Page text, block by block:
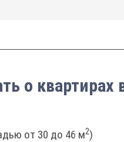
о
от 30 до 46 м2)